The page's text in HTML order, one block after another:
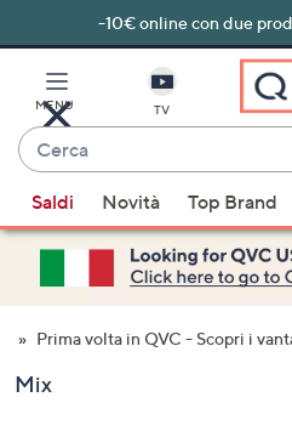
al
principale
-10€ online con due
MENU TV
Cerca
sono
disponibili
suggerimenti,
usa
i
freccia
Saldi Novità Top Brand
Prima volta in QVC - Scopri i
Mix